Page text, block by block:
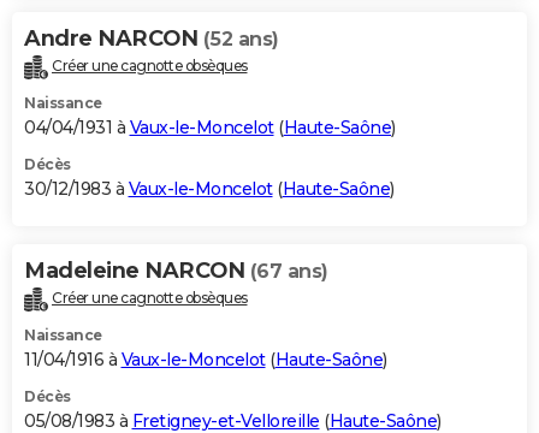
Andre NARCON (52 ans)
Créer une cagnotte obsèques
Naissance
04/04/1931 à Vaux-le-Moncelot(Haute-Saône)
Décès
30/12/1983 à Vaux-le-Moncelot(Haute-Saône)
Madeleine NARCON (67 ans)
Créer une cagnotte obsèques
Naissance
11/04/1916 à Vaux-le-Moncelot(Haute-Saône)
Décès
05/08/1983 à Fretigney-et-Velloreille (Haute-Saône)